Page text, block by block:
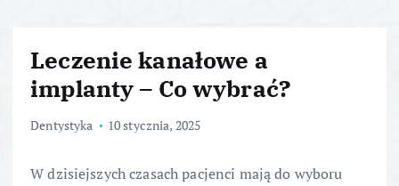
Leczenie kanałowe a
implanty – Co wybrać?
Dentystyka 10 stycznia, 2025
W dzisiejszych czasach pacjenci mają do wyboru